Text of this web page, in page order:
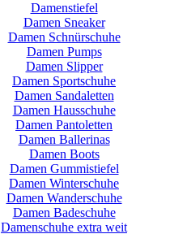
Damenstiefel
Damen Sneaker
Damen Schnürschuhe
Damen Pumps
Damen Slipper
Damen Sportschuhe
Damen Sandaletten
Damen Hausschuhe
Damen Pantoletten
Damen Ballerinas
Damen Boots
Damen Gummistiefel
Damen Winterschuhe
Damen Wanderschuhe
Damen Badeschuhe
Damenschuhe extra weit